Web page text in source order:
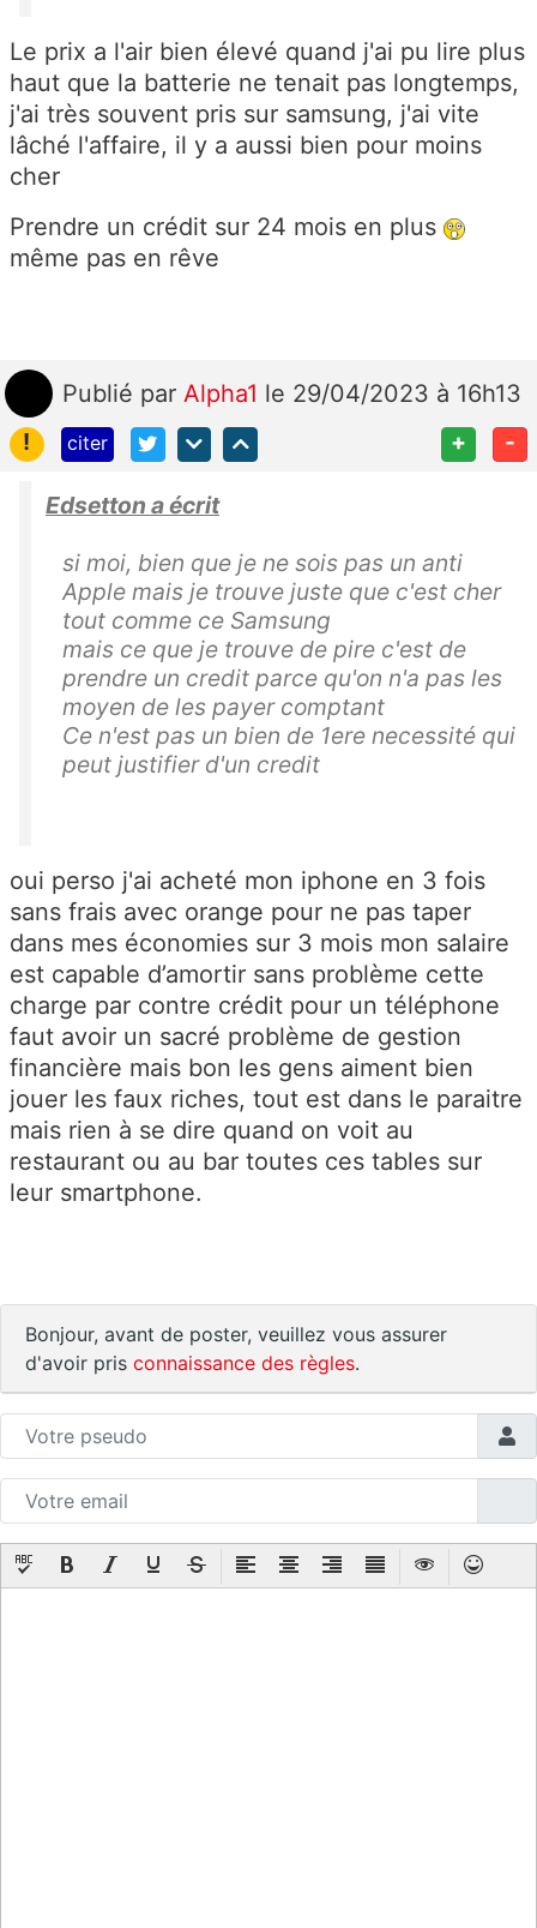
Le prix a l'air bien élevé quand j'ai pu lire plus
haut que la batterie ne tenait pas longtemps,
j'ai très souvent pris sur samsung, j'ai vite
lâché l'affaire, il y a aussi bien pour moins
cher
Prendre un crédit sur 24 mois en plus
même pas en rêve
Publié par Alpha1 le 29/04/2023 à 16h13
!
citer + -
Edsetton a écrit
si moi, bien que je ne sois pas un anti
Apple mais je trouve juste que c'est cher
tout comme ce Samsung
mais ce que je trouve de pire c'est de
prendre un credit parce qu'on n'a pas les
moyen de les payer comptant
Ce n'est pas un bien de 1ere necessité qui
peut justifier d'un credit
oui perso j'ai acheté mon iphone en 3 fois
sans frais avec orange pour ne pas taper
dans mes économies sur 3 mois mon salaire
est capable d’amortir sans problème cette
charge par contre crédit pour un téléphone
faut avoir un sacré problème de gestion
financière mais bon les gens aiment bien
jouer les faux riches, tout est dans le paraitre
mais rien à se dire quand on voit au
restaurant ou au bar toutes ces tables sur
leur smartphone.
Bonjour, avant de poster, veuillez vous assurer
d'avoir pris connaissance des règles.